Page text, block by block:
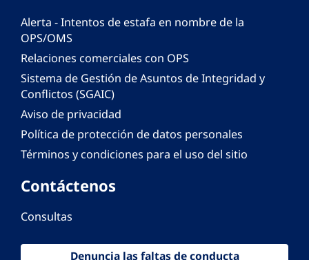
Alerta - Intentos de estafa en nombre de la
OPS/OMS
Relaciones comerciales con OPS
Sistema de Gestión de Asuntos de Integridad y
Conflictos (SGAIC)
Aviso de privacidad
Política de protección de datos personales
Términos y condiciones para el uso del sitio
Contáctenos
Consultas
Denuncia las faltas de conducta